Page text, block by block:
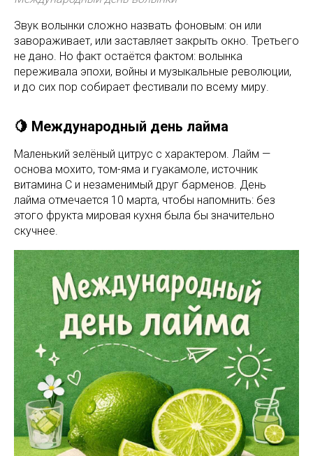
Звук волынки сложно назвать фоновым: он или
завораживает, или заставляет закрыть окно. Третьего
не дано. Но факт остаётся фактом: волынка
переживала эпохи, войны и музыкальные революции,
и до сих пор собирает фестивали по всему миру.
🍋 Международный день лайма
Маленький зелёный цитрус с характером. Лайм —
основа мохито, том-яма и гуакамоле, источник
витамина C и незаменимый друг барменов. День
лайма отмечается 10 марта, чтобы напомнить: без
этого фрукта мировая кухня была бы значительно
скучнее.